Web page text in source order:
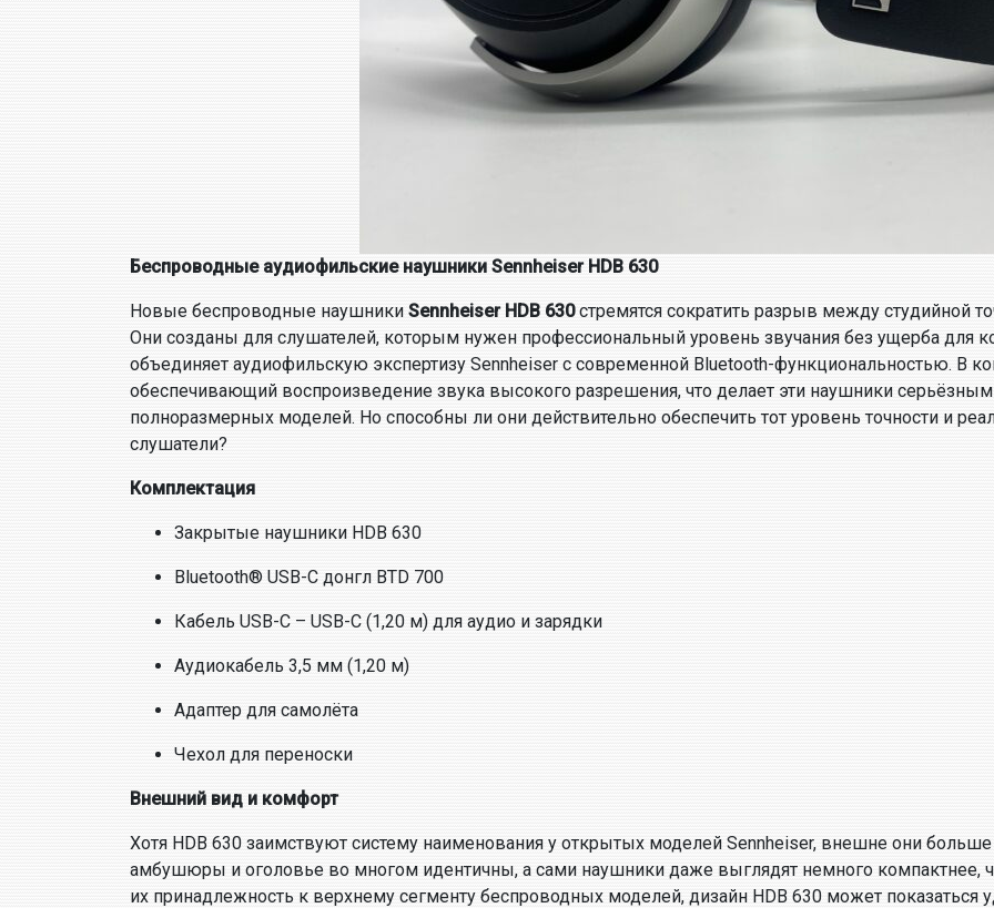
Беспроводные аудиофильские наушники Sennheiser HDB 630
Новые беспроводные наушники Sennheiser HDB 630стремятся сократить разрыв между студийной
Они созданы для слушателей, которым нужен профессиональный уровень звучания без ущерба для
объединяет аудиофильскую экспертизу Sennheiser с современной Bluetooth-функциональностью. В
обеспечивающий воспроизведение звука высокого разрешения, что делает эти наушники
полноразмерных моделей. Но способны ли они действительно обеспечить тот уровень точности и
слушатели?
Комплектация
Закрытые наушники HDB 630
Bluetooth® USB-C донгл BTD 700
Кабель USB-C – USB-C (1,20 м) для аудио и зарядки
Аудиокабель 3,5 мм (1,20 м)
Адаптер для самолёта
Чехол для переноски
Внешний вид и комфорт
Хотя HDB 630 заимствуют систему наименования у открытых моделей Sennheiser, внешне они
амбушюры и оголовье во многом идентичны, а сами наушники даже выглядят немного компактнее,
их принадлежность к верхнему сегменту беспроводных моделей, дизайн HDB 630 может